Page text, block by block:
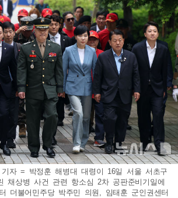
기자 = 박정훈 해병대 대령이 16일 서울 서초구
채상병 사건 관련 항소심 2차 공판준비기일에
더불어민주당 박주민 의원, 임태훈 군인권센터